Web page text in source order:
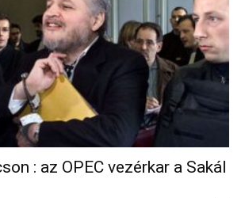
: az OPEC vezérkar a Sakál